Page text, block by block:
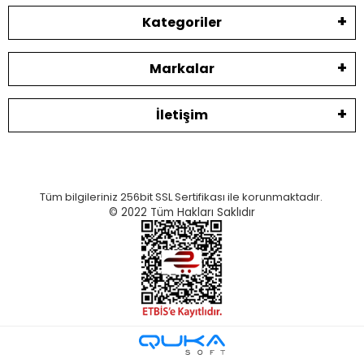
Kategoriler
Markalar
İletişim
Tüm bilgileriniz 256bit SSL Sertifikası ile korunmaktadır.
© 2022 Tüm Hakları Saklıdır